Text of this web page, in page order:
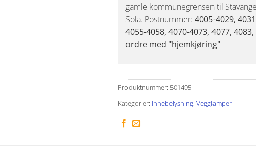
gamle kommunegrensen til
Sola. Postnummer: 4005-4029,
4055-4058, 4070-4073, 4077,
ordre med "hjemkjøring"
Produktnummer: 501495
Kategorier: Innebelysning, Vegglamper